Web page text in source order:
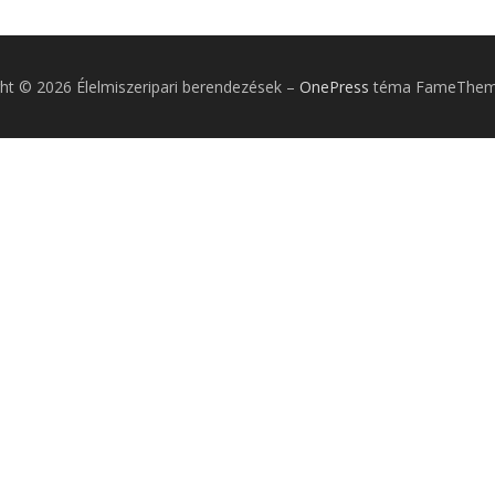
© 2026 Élelmiszeripari berendezések – OnePress téma